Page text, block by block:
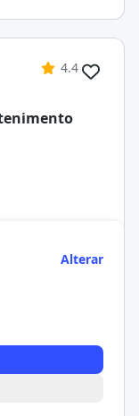
4.4
Alterar